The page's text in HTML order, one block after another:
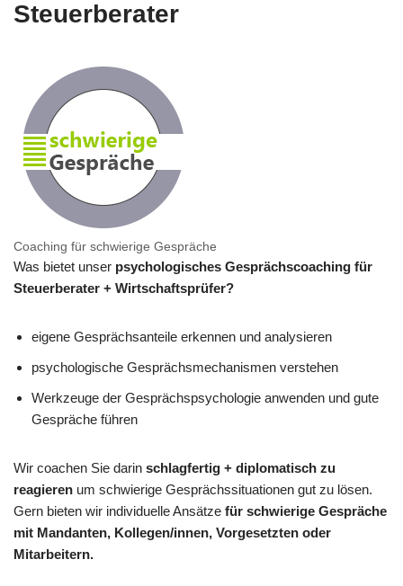
Steuerberater
Coaching für schwierige Gespräche
Was bietet unser psychologisches Gesprächscoaching für
Steuerberater + Wirtschaftsprüfer?
eigene Gesprächsanteile erkennen und analysieren
psychologische Gesprächsmechanismen verstehen
Werkzeuge der Gesprächspsychologie anwenden und gute
Gespräche führen
Wir coachen Sie darin schlagfertig + diplomatisch zu
reagieren um schwierige Gesprächssituationen gut zu lösen.
Gern bieten wir individuelle Ansätze für schwierige Gespräche
mit Mandanten, Kollegen/innen, Vorgesetzten oder
Mitarbeitern.